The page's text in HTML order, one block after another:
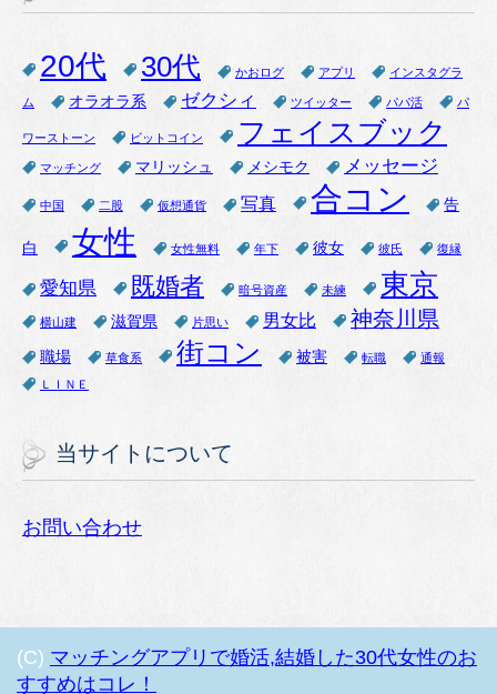
20代 30代 かおログ アプリ インスタグラ
ム オラオラ系 ゼクシィ ツイッター パパ活 パ
ワーストーン ビットコイン フェイスブック
マッチング マリッシュ メシモク メッセージ
中国 二股 仮想通貨 写真 合コン 告
白 女性 女性無料 年下 彼女 彼氏 復縁
愛知県 既婚者 暗号資産 未練 東京
横山建 滋賀県 片思い 男女比 神奈川県
職場 草食系 街コン 被害 転職
通報
ＬＩＮＥ
当サイトについて
お問い合わせ
(C) マッチングアプリで婚活,結婚した30代女性のお
すすめはコレ！